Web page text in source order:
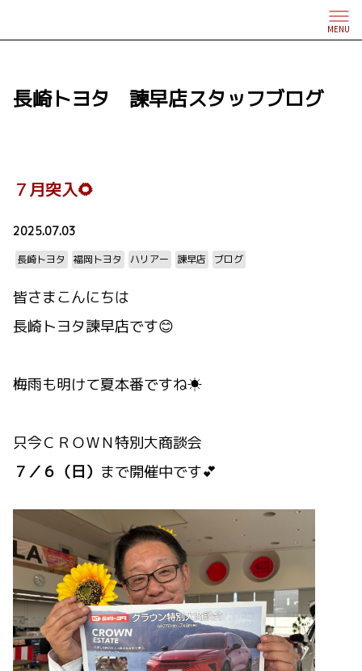
MENU
長崎トヨタ 諫早店スタッフブログ
７月突入🌻
2025.07.03
長崎トヨタ 福岡トヨタ ハリアー 諫早店 ブログ
皆さまこんにちは
長崎トヨタ諫早店です😊
梅雨も明けて夏本番ですね☀
只今ＣＲＯＷＮ特別大商談会
７／６（日） まで開催中です💕